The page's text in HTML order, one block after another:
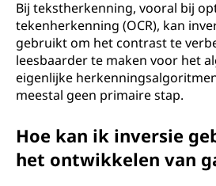
Bij tekstherkenning, vooral bij
tekenherkenning (OCR), kan
gebruikt om het contrast te
leesbaarder te maken voor het
eigenlijke
meestal geen primaire stap.
Hoe kan ik inversie
het ontwikkelen van